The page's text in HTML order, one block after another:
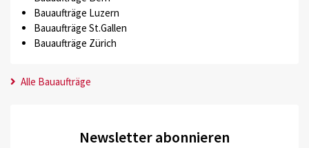
Bauaufträge Luzern
Bauaufträge St.Gallen
Bauaufträge Zürich
Alle Bauaufträge
Newsletter abonnieren